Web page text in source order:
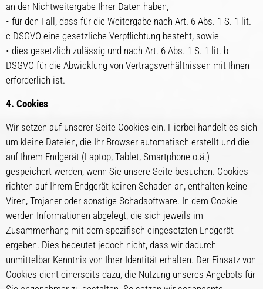
an der Nichtweitergabe Ihrer Daten haben,
• für den Fall, dass für die Weitergabe nach Art. 6 Abs. 1 S. 1 lit.
c DSGVO eine gesetzliche Verpflichtung besteht, sowie
• dies gesetzlich zulässig und nach Art. 6 Abs. 1 S. 1 lit. b
DSGVO für die Abwicklung von Vertragsverhältnissen mit Ihnen
erforderlich ist.
4. Cookies
Wir setzen auf unserer Seite Cookies ein. Hierbei handelt es sich
um kleine Dateien, die Ihr Browser automatisch erstellt und die
auf Ihrem Endgerät (Laptop, Tablet, Smartphone o.ä.)
gespeichert werden, wenn Sie unsere Seite besuchen. Cookies
richten auf Ihrem Endgerät keinen Schaden an, enthalten keine
Viren, Trojaner oder sonstige Schadsoftware. In dem Cookie
werden Informationen abgelegt, die sich jeweils im
Zusammenhang mit dem spezifisch eingesetzten Endgerät
ergeben. Dies bedeutet jedoch nicht, dass wir dadurch
unmittelbar Kenntnis von Ihrer Identität erhalten. Der Einsatz von
Cookies dient einerseits dazu, die Nutzung unseres Angebots für